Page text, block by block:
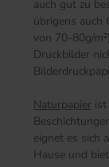
auch gut zu
übrigens auch
von 70-80g/
Druckbilder
Naturpapier
eignet es sich
Hause und